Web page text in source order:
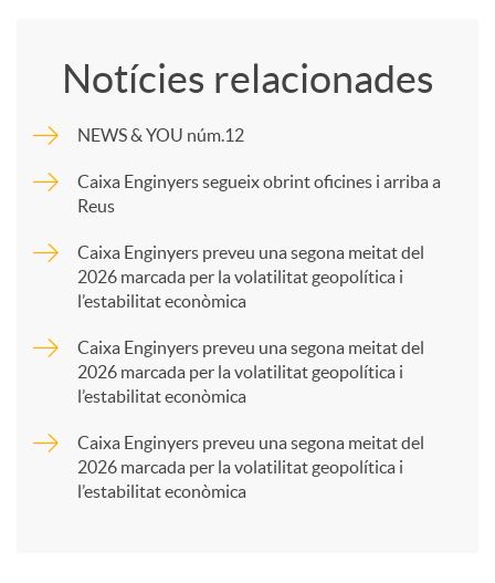
p
a
Notícies relacionades
NEWS & YOU núm.12
Caixa Enginyers segueix obrint oficines i arriba a
Reus
Caixa Enginyers preveu una segona meitat del
2026 marcada per la volatilitat geopolítica i
l’estabilitat econòmica
Caixa Enginyers preveu una segona meitat del
2026 marcada per la volatilitat geopolítica i
l’estabilitat econòmica
Caixa Enginyers preveu una segona meitat del
2026 marcada per la volatilitat geopolítica i
l’estabilitat econòmica